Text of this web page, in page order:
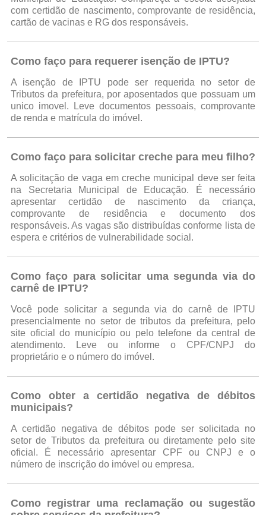
com certidão de nascimento, comprovante de residência,
cartão de vacinas e RG dos responsáveis.
Como faço para requerer isenção de IPTU?
A isenção de IPTU pode ser requerida no setor de
Tributos da prefeitura, por aposentados que possuam um
unico imovel. Leve documentos pessoais, comprovante
de renda e matrícula do imóvel.
Como faço para solicitar creche para meu filho?
A solicitação de vaga em creche municipal deve ser feita
na Secretaria Municipal de Educação. É necessário
apresentar certidão de nascimento da criança,
comprovante de residência e documento dos
responsáveis. As vagas são distribuídas conforme lista de
espera e critérios de vulnerabilidade social.
Como faço para solicitar uma segunda via do
carnê de IPTU?
Você pode solicitar a segunda via do carnê de IPTU
presencialmente no setor de tributos da prefeitura, pelo
site oficial do município ou pelo telefone da central de
atendimento. Leve ou informe o CPF/CNPJ do
proprietário e o número do imóvel.
Como obter a certidão negativa de débitos
municipais?
A certidão negativa de débitos pode ser solicitada no
setor de Tributos da prefeitura ou diretamente pelo site
oficial. É necessário apresentar CPF ou CNPJ e o
número de inscrição do imóvel ou empresa.
Como registrar uma reclamação ou sugestão